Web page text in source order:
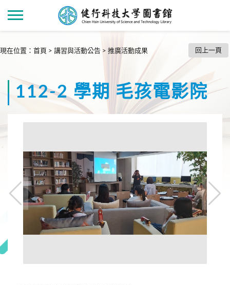
現在位置 ： 首頁 > 講習與活動公告 > 推廣活動成果 回上一頁
112-2 學期 毛孩電影院